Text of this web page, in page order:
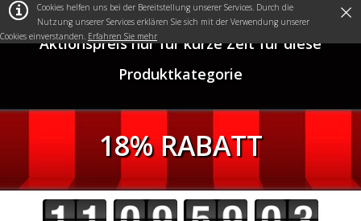
Aktionspreis nur für kurze Zeit für diese
Produktkategorie
18% RABATT
×
Cookies helfen uns bei der Bereitstellung unserer Services. Durch die
Nutzung unserer Services erklären Sie sich mit der Verwendung unserer
Cookies einverstanden. Erfahren Sie mehr